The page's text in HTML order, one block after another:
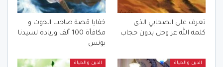
تعرف على الصحابي الذى
كلمه الله عز وجل بدون حجاب
خفايا قصة صاحب الحوت و
مكافأة 100 ألف وزيادة لسيدنا
يونس
الدين والحياة الدين والحياة